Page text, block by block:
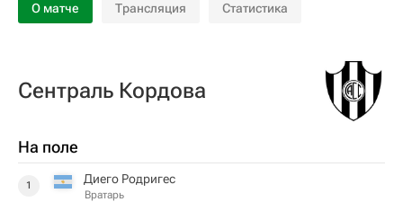
О матче Трансляция Статистика
Сентраль Кордова
На поле
1 Диего Родригес
Вратарь